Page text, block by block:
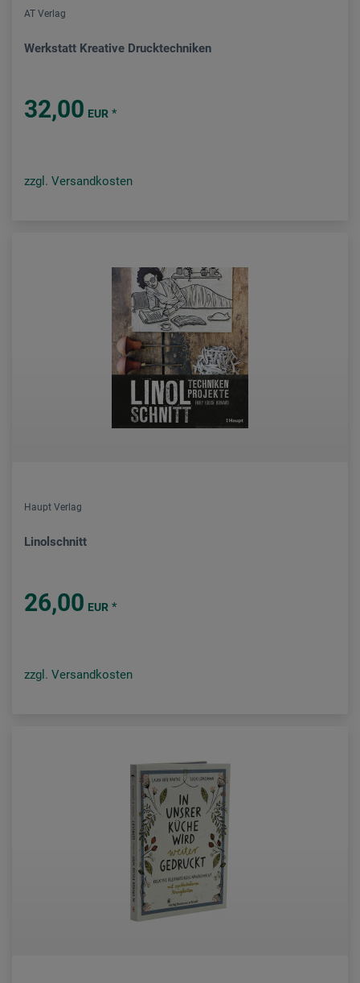
AT Verlag
Werkstatt Kreative Drucktechniken
32,00 EUR *
zzgl. Versandkosten
Haupt Verlag
Linolschnitt
26,00 EUR *
zzgl. Versandkosten